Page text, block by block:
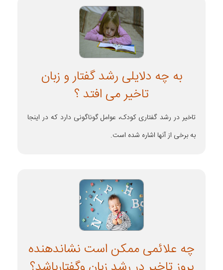
به چه دلایلی رشد گفتار و زبان
تاخیر می افتد ؟
تاخیر در رشد گفتاری کودک، عوامل گوناگونی دارد که در اینجا
به برخی از آنها اشاره شده است.
چه علائمی ممکن است نشاندهنده